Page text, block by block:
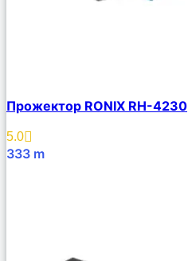
Прожектор RONIX RH-4230
5.0
333 m